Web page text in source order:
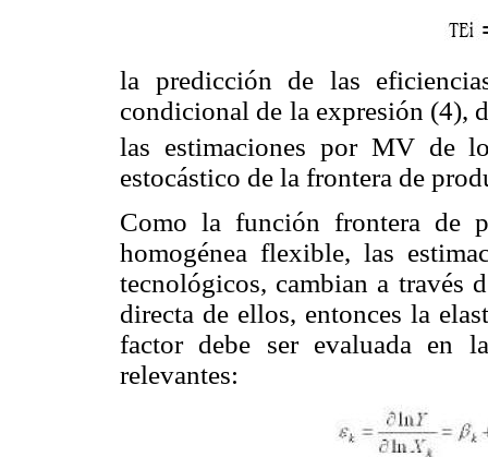
la predicción de las
condicional de la expresión (4),
las estimaciones por MV de
estocástico de la frontera de
Como la función frontera de
homogénea flexible, las
tecnológicos, cambian a través
directa de ellos, entonces la
factor debe ser evaluada en
relevantes: